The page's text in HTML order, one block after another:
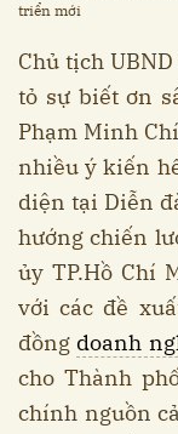
triển mới
Chủ tịch
tỏ sự biết ơn
Phạm Minh
nhiều ý kiến
diện tại Diễn
hướng chiến
ủy TP.Hồ Chí
với các đề
đồng doanh
cho Thành
chính nguồn